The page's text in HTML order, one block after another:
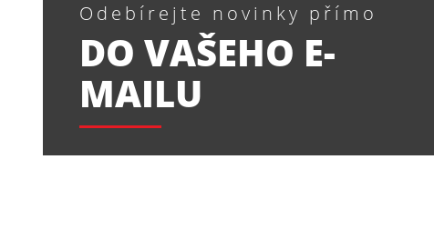
Odebírejte novinky přímo
DO VAŠEHO E-
MAILU